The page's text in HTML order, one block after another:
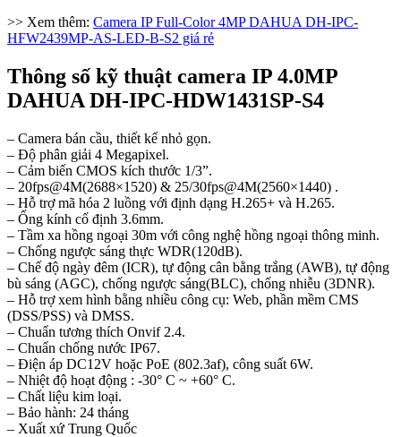
>> Xem thêm: Camera IP Full-Color 4MP DAHUA DH-IPC-
HFW2439MP-AS-LED-B-S2 giá rẻ
Thông số kỹ thuật camera IP 4.0MP
DAHUA DH-IPC-HDW1431SP-S4
– Camera bán cầu, thiết kế nhỏ gọn.
– Độ phân giải 4 Megapixel.
– Cảm biến CMOS kích thước 1/3”.
– 20fps@4M(2688×1520) & 25/30fps@4M(2560×1440) .
– Hỗ trợ mã hóa 2 luồng với định dạng H.265+ và H.265.
– Ống kính cố định 3.6mm.
– Tầm xa hồng ngoại 30m với công nghệ hồng ngoại thông minh.
– Chống ngược sáng thực WDR(120dB).
– Chế độ ngày đêm (ICR), tự động cân bằng trắng (AWB), tự động
bù sáng (AGC), chống ngược sáng(BLC), chống nhiễu (3DNR).
– Hỗ trợ xem hình bằng nhiều công cụ: Web, phần mềm CMS
(DSS/PSS) và DMSS.
– Chuẩn tương thích Onvif 2.4.
– Chuẩn chống nước IP67.
– Điện áp DC12V hoặc PoE (802.3af), công suất 6W.
– Nhiệt độ hoạt động : -30° C ~ +60° C.
– Chất liệu kim loại.
– Bảo hành: 24 tháng
– Xuất xứ Trung Quốc